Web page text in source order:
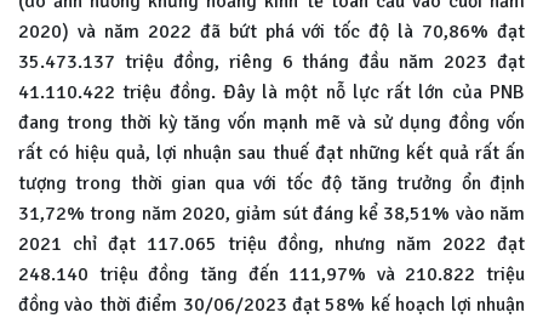
2020) và năm 2022 đã bứt phá với tốc độ là 70,86% đạt
35.473.137 triệu đồng, riêng 6 tháng đầu năm 2023 đạt
41.110.422 triệu đồng. Đây là một nỗ lực rất lớn của PNB
đang trong thời kỳ tăng vốn mạnh mẽ và sử dụng đồng vốn
rất có hiệu quả, lợi nhuận sau thuế đạt những kết quả rất ấn
tượng trong thời gian qua với tốc độ tăng trưởng ổn định
31,72% trong năm 2020, giảm sút đáng kể 38,51% vào năm
2021 chỉ đạt 117.065 triệu đồng, nhưng năm 2022 đạt
248.140 triệu đồng tăng đến 111,97% và 210.822 triệu
đồng vào thời điểm 30/06/2023 đạt 58% kế hoạch lợi nhuận